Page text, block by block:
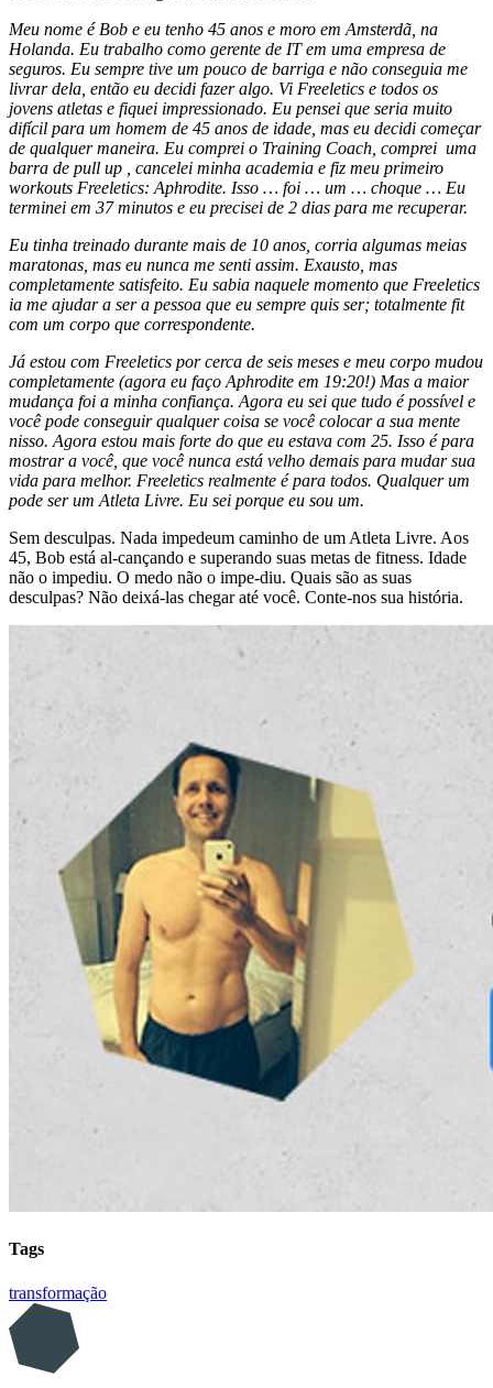
Meu nome é Bob e eu tenho 45 anos e moro em Amsterdã, na
Holanda. Eu trabalho como gerente de IT em uma empresa de
seguros. Eu sempre tive um pouco de barriga e não conseguia me
livrar dela, então eu decidi fazer algo. Vi Freeletics e todos os
jovens atletas e fiquei impressionado. Eu pensei que seria muito
difícil para um homem de 45 anos de idade, mas eu decidi começar
de qualquer maneira. Eu comprei o Training Coach, comprei uma
barra de pull up , cancelei minha academia e fiz meu primeiro
workouts Freeletics: Aphrodite. Isso … foi … um … choque … Eu
terminei em 37 minutos e eu precisei de 2 dias para me recuperar.
Eu tinha treinado durante mais de 10 anos, corria algumas meias
maratonas, mas eu nunca me senti assim. Exausto, mas
completamente satisfeito. Eu sabia naquele momento que Freeletics
ia me ajudar a ser a pessoa que eu sempre quis ser; totalmente fit
com um corpo que correspondente.
Já estou com Freeletics por cerca de seis meses e meu corpo mudou
completamente (agora eu faço Aphrodite em 19:20!) Mas a maior
mudança foi a minha confiança. Agora eu sei que tudo é possível e
você pode conseguir qualquer coisa se você colocar a sua mente
nisso. Agora estou mais forte do que eu estava com 25. Isso é para
mostrar a você, que você nunca está velho demais para mudar sua
vida para melhor. Freeletics realmente é para todos. Qualquer um
pode ser um Atleta Livre. Eu sei porque eu sou um.
Sem desculpas. Nada impedeum caminho de um Atleta Livre. Aos
45, Bob está al-cançando e superando suas metas de fitness. Idade
não o impediu. O medo não o impe-diu. Quais são as suas
desculpas? Não deixá-las chegar até você. Conte-nos sua história.
Tags
transformação